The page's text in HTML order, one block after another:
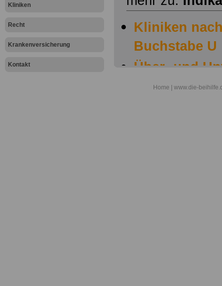
Kliniken
Recht
Krankenversicherung
Kontakt
Kliniken
Buchstabe U
Über- und
Übergewicht
Home | www.die-